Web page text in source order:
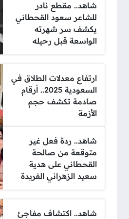
شاهد.. مقطع نادر
للشاعر سعود القحطاني
يكشف سر شهرته
الواسعة قبل رحيله
ارتفاع معدلات الطلاق في
السعودية 2025.. أرقام
صادمة تكشف حجم
الأزمة
شاهد.. ردة فعل غير
متوقعة من صالحة
القحطاني على هدية
سعيد الزهراني الفريدة
شاهد.. اكتشاف مفاجئ